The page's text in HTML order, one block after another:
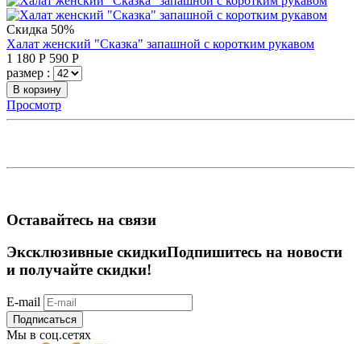
Скидка 50%
Халат женский "Сказка" запашной с коротким рукавом
1 180 Р 590 Р
размер :
В корзину
Просмотр
Оставайтесь на связи
Эксклюзивные скидкиПодпишитесь на новости
и получайте скидки!
E-mail
Подписаться
Мы в соц.сетях